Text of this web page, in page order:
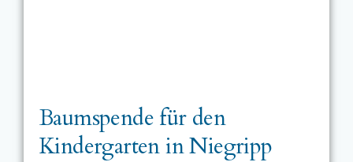
Baumspende für den
Kindergarten in Niegripp